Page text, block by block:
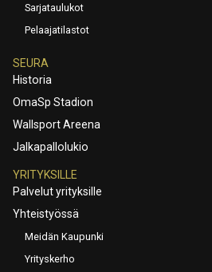
Sarjataulukot
Pelaajatilastot
SEURA
Historia
OmaSp Stadion
Wallsport Areena
Jalkapallolukio
YRITYKSILLE
Palvelut yrityksille
Yhteistyössä
Meidän Kaupunki
Yrityskerho